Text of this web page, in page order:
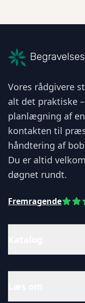
Vores rådgivere
alt det praktiske
planlægning af
kontakten til
håndtering af
Du er altid
døgnet rundt.
Fremragende